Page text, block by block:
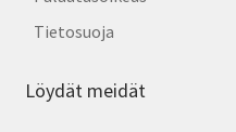
Tietosuoja
Löydät meidät